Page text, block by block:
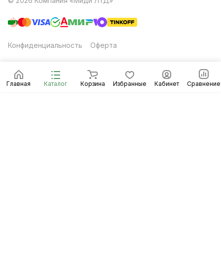
Главная Каталог Корзина Избранные Кабинет Сравнение
Конфиденциальность Оферта